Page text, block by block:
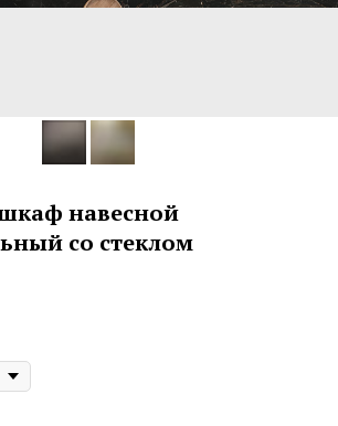
навесной
со стеклом